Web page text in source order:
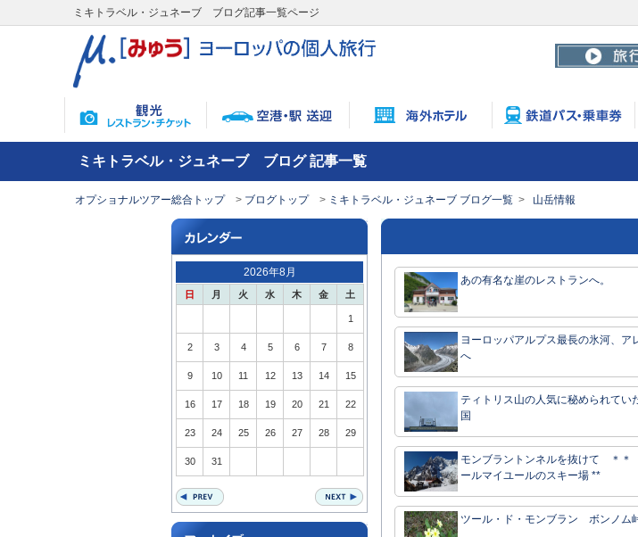
ミキトラベル・ジュネーブ ブログ記事一覧ページ
ミキトラベル・ジュネーブ ブログ 記事一覧
オプショナルツアー総合トップ ブログトップ ミキトラベル・ジュネーブ ブログ一覧 山岳情報
2026年8月
日 月 火 水 木 金 土
1
2 3 4 5 6 7 8
9 10 11 12 13 14 15
16 17 18 19 20 21 22
23 24 25 26 27 28 29
30 31
あの有名な崖のレストランへ。
ヨーロッパアルプス最長の氷河、ア
へ
ティトリス山の人気に秘められてい
国
モンブラントンネルを抜けて ＊＊
ールマイユールのスキー場 **
ツール・ド・モンブラン ボンノム